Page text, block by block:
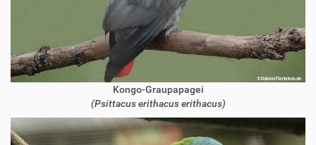
Kongo-Graupapagei
(Psittacus erithacus erithacus)